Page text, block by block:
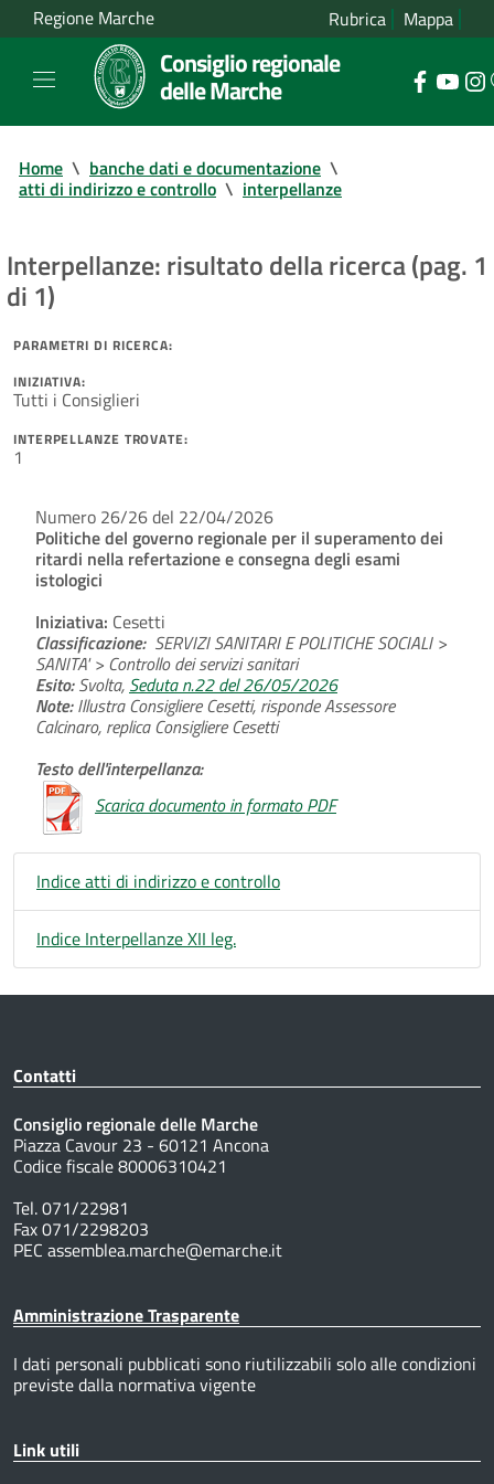
Regione Marche Rubrica Mappa
Consiglio regionale
delle Marche
Home \ banche dati e documentazione \
atti di indirizzo e controllo \ interpellanze
Interpellanze: risultato della ricerca (pag. 1
di 1)
PARAMETRI DI RICERCA:
INIZIATIVA:
Tutti i Consiglieri
INTERPELLANZE TROVATE:
1
Numero 26/26 del 22/04/2026
Politiche del governo regionale per il superamento dei
ritardi nella refertazione e consegna degli esami
istologici
Iniziativa: Cesetti
Classificazione: SERVIZI SANITARI E POLITICHE SOCIALI >
SANITA' > Controllo dei servizi sanitari
Esito:Svolta, Seduta n.22 del 26/05/2026
Note:Illustra Consigliere Cesetti, risponde Assessore
Calcinaro, replica Consigliere Cesetti
Testo dell'interpellanza:
Scarica documento in formato PDF
Indice atti di indirizzo e controllo
Indice Interpellanze XII leg.
Contatti
Consiglio regionale delle Marche
Piazza Cavour 23 - 60121 Ancona
Codice fiscale 80006310421
Tel. 071/22981
Fax 071/2298203
PEC assemblea.marche@emarche.it
Amministrazione Trasparente
I dati personali pubblicati sono riutilizzabili solo alle condizioni
previste dalla normativa vigente
Link utili